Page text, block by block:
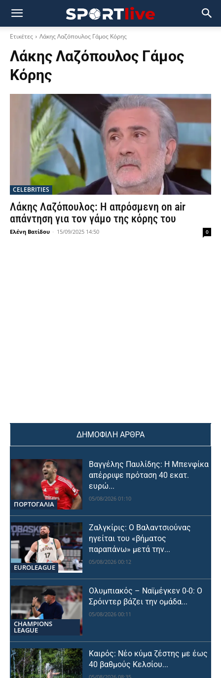
Ετικέτες Λάκης Λαζόπουλος Γάμος Κόρης
Λάκης Λαζόπουλος Γάμος
Κόρης
CELEBRITIES
Λάκης Λαζόπουλος: Η απρόσμενη on air
απάντηση για τον γάμο της κόρης του
Ελένη Βατίδου - 15/09/2025 14:50 0
ΔΗΜΟΦΙΛΗ ΑΡΘΡΑ
ΠΟΡΤΟΓΑΛΙΑ
Βαγγέλης Παυλίδης: Η Μπενφίκα
απέρριψε πρόταση 40 εκατ.
ευρώ...
05/08/2026 01:10
EUROLEAGUE
Ζαλγκίρις: Ο Βαλαντσιούνας
ηγείται του «βήματος
παραπάνω» μετά την...
05/08/2026 00:12
CHAMPIONS
LEAGUE
Ολυμπιακός – Ναϊμέγκεν 0-0: Ο
Σρόιντερ βάζει την ομάδα...
05/08/2026 00:11
Καιρός: Νέο κύμα ζέστης με έως
40 βαθμούς Κελσίου...